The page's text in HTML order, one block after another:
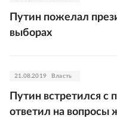
Путин пожелал
выборах
21.08.2019 Власть
Путин встретился
ответил на вопросы